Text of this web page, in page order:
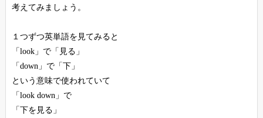
考えてみましょう。
１つずつ英単語を見てみると
「look」で「見る」
「down」で「下」
という意味で使われていて
「look down」で
「下を見る」